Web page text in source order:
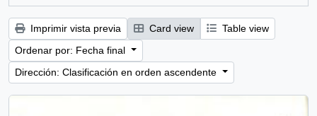
Imprimir vista previa Card view
Table view
Ordenar por: Fecha final
Dirección: Clasificación en orden ascendente